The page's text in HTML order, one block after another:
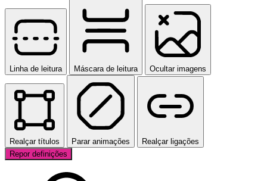
Linha de leitura Máscara de leitura Ocultar imagens
Realçar títulos Parar animações
Realçar ligações
Repor definições